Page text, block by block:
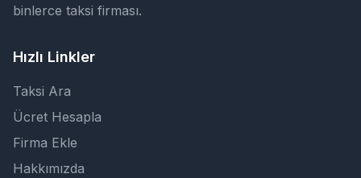
binlerce taksi firması.
Hızlı Linkler
Taksi Ara
Ücret Hesapla
Firma Ekle
Hakkımızda